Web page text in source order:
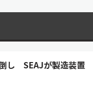
し SEAJが製造装置